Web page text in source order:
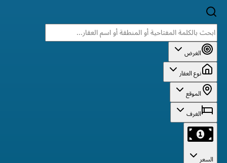
الغرض
نوع العقار
الموقع
الغرف
السعر